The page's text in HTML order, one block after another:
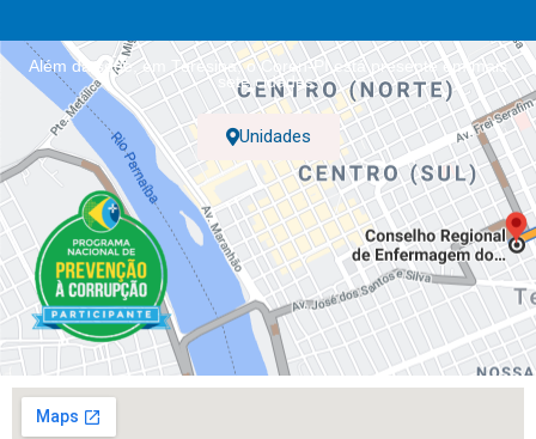
Além da sede, em Teresina, o Coren-PI está presente em mais
sete cidades.
Unidades